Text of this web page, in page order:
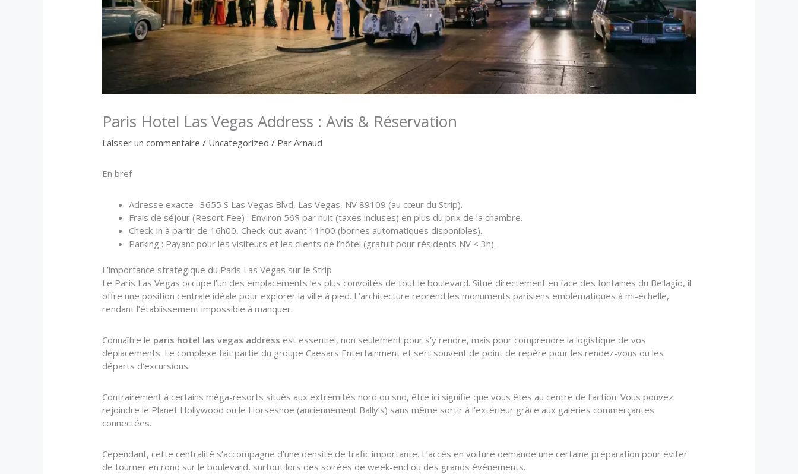
Paris Hotel Las Vegas Address : Avis & Réservation
Laisser un commentaire / Uncategorized / ParArnaud
En bref
Adresse exacte : 3655 S Las Vegas Blvd, Las Vegas, NV 89109 (au cœur du Strip).
Frais de séjour (Resort Fee) : Environ 56$ par nuit (taxes incluses) en plus du prix de la chambre.
Check-in à partir de 16h00, Check-out avant 11h00 (bornes automatiques disponibles).
Parking : Payant pour les visiteurs et les clients de l’hôtel (gratuit pour résidents NV < 3h).
L’importance stratégique du Paris Las Vegas sur le Strip
Le Paris Las Vegas occupe l’un des emplacements les plus convoités de tout le boulevard. Situé directement en face des fontaines du Bellagio, il
offre une position centrale idéale pour explorer la ville à pied. L’architecture reprend les monuments parisiens emblématiques à mi-échelle,
rendant l’établissement impossible à manquer.
Connaître le paris hotel las vegas address est essentiel, non seulement pour s’y rendre, mais pour comprendre la logistique de vos
déplacements. Le complexe fait partie du groupe Caesars Entertainment et sert souvent de point de repère pour les rendez-vous ou les
départs d’excursions.
Contrairement à certains méga-resorts situés aux extrémités nord ou sud, être ici signifie que vous êtes au centre de l’action. Vous pouvez
rejoindre le Planet Hollywood ou le Horseshoe (anciennement Bally’s) sans même sortir à l’extérieur grâce aux galeries commerçantes
connectées.
Cependant, cette centralité s’accompagne d’une densité de trafic importante. L’accès en voiture demande une certaine préparation pour éviter
de tourner en rond sur le boulevard, surtout lors des soirées de week-end ou des grands événements.